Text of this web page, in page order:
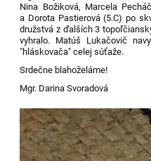
Nina Božiková, Marcela
a Dorota Pastierová (5.C) po
družstvá z ďalších 3
vyhralo. Matúš Lukačovič
"hláskovača" celej súťaže.
Srdečne blahoželáme!
Mgr. Darina Svoradová